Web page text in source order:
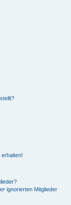
ignorierten Mitglieder